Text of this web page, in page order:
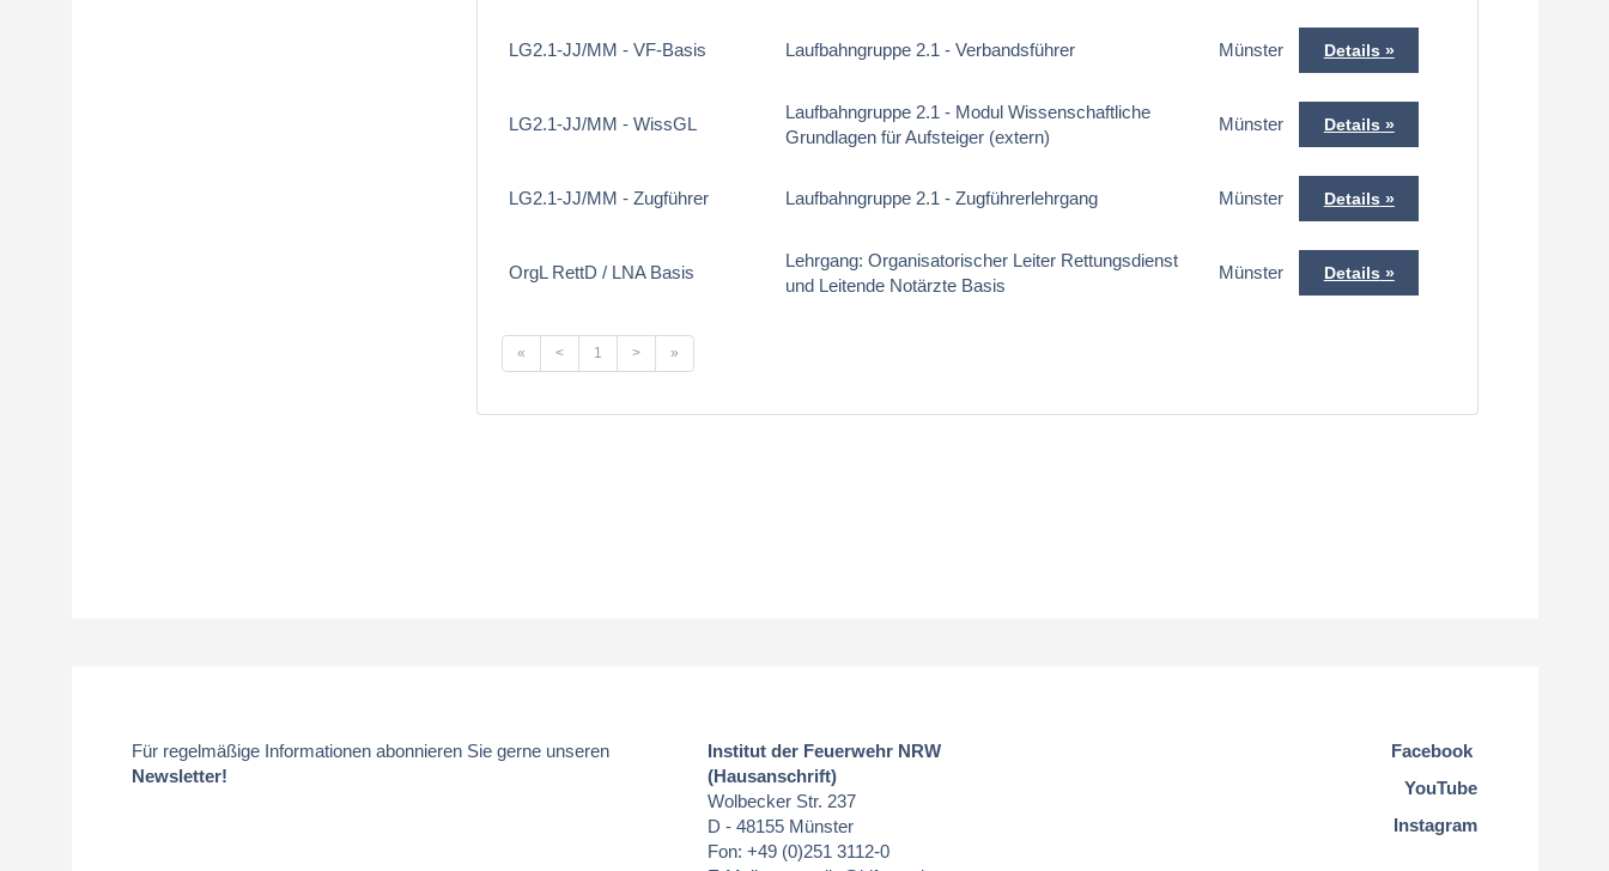
LG2.1-JJ/MM - VF-Basis Laufbahngruppe 2.1 - Verbandsführer Münster Details
LG2.1-JJ/MM - WissGL
Laufbahngruppe 2.1 - Modul Wissenschaftliche
Grundlagen für Aufsteiger (extern)
Münster Details
LG2.1-JJ/MM - Zugführer Laufbahngruppe 2.1 - Zugführerlehrgang Münster Details
OrgL RettD / LNA Basis
Lehrgang: Organisatorischer Leiter Rettungsdienst
und Leitende Notärzte Basis
Münster Details
« < 1 > »
Für regelmäßige Informationen abonnieren Sie gerne unseren
Newsletter!
Institut der Feuerwehr NRW
(Hausanschrift)
Wolbecker Str. 237
D - 48155 Münster
Fon: +49 (0)251 3112-0
Facebook
YouTube
Instagram